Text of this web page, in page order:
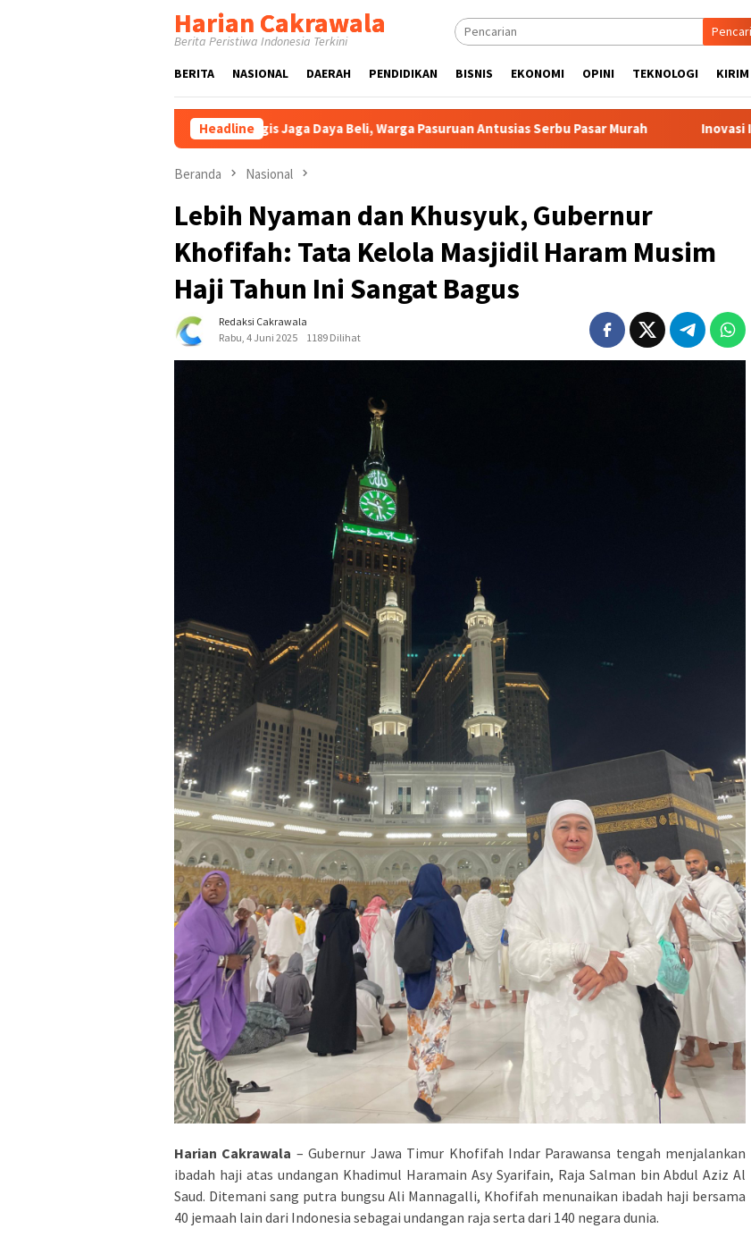
Harian Cakrawala
Berita Peristiwa Indonesia Terkini
BERITA NASIONAL DAERAH PENDIDIKAN BISNIS EKONOMI OPINI TEKNOLOGI
Headline
Strategis Jaga Daya Beli, Warga Pasuruan Antusias Serbu Pasar Murah Inovasi Inklusi: Website
Beranda Nasional
Lebih Nyaman dan Khusyuk, Gubernur
Khofifah: Tata Kelola Masjidil Haram Musim
Haji Tahun Ini Sangat Bagus
Redaksi Cakrawala
Rabu, 4 Juni 2025
1189 Dilihat
Harian Cakrawala – Gubernur Jawa Timur Khofifah Indar Parawansa tengah menjalankan
ibadah haji atas undangan Khadimul Haramain Asy Syarifain, Raja Salman bin Abdul Aziz Al
Saud. Ditemani sang putra bungsu Ali Mannagalli, Khofifah menunaikan ibadah haji bersama
40 jemaah lain dari Indonesia sebagai undangan raja serta dari 140 negara dunia.